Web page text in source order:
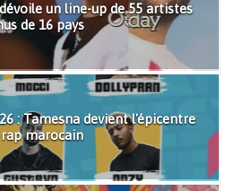
un line-up de 55 artistes
de 16 pays
: Tamesna devient l'épicentre
marocain